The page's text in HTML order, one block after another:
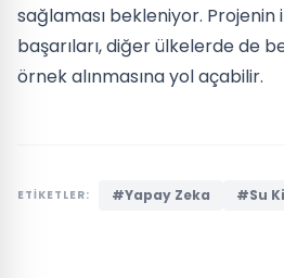
sağlaması bekleniyor.
başarıları, diğer ülkelerde de
örnek alınmasına yol açabilir.
ETİKETLER: #Yapay Zeka #Su